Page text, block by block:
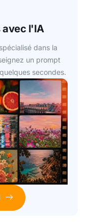
avec l'IA
dans la
un prompt
secondes.